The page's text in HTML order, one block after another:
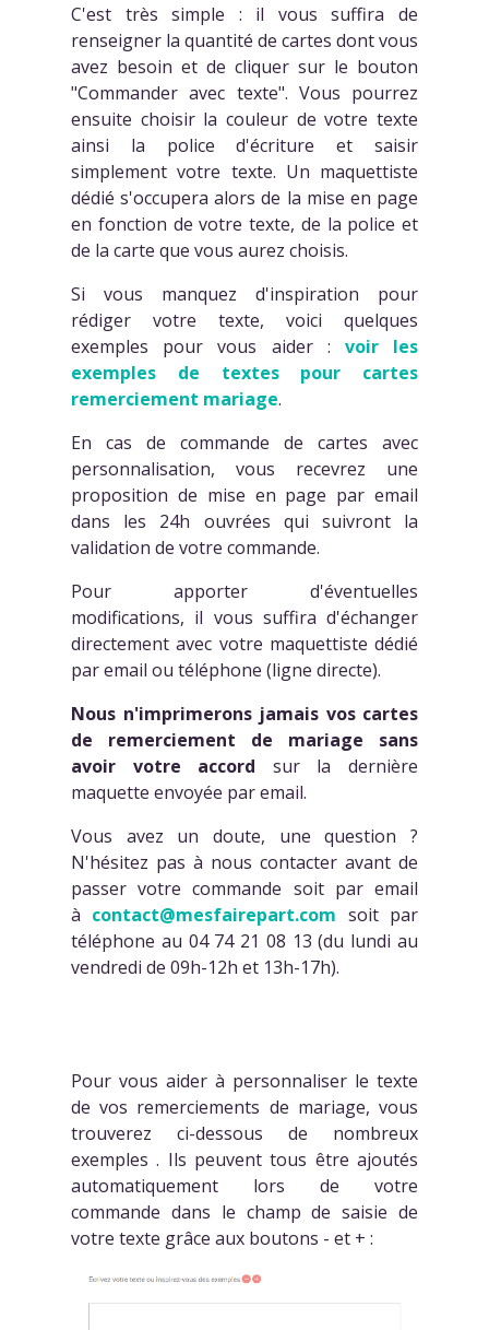
C'est très simple : il vous suffira de
renseigner la quantité de cartes dont vous
avez besoin et de cliquer sur le bouton
"Commander avec texte". Vous pourrez
ensuite choisir la couleur de votre texte
ainsi la police d'écriture et saisir
simplement votre texte. Un maquettiste
dédié s'occupera alors de la mise en page
en fonction de votre texte, de la police et
de la carte que vous aurez choisis.
Si vous manquez d'inspiration pour
rédiger votre texte, voici quelques
exemples pour vous aider : voir les
exemples de textes pour cartes
remerciement mariage.
En cas de commande de cartes avec
personnalisation, vous recevrez une
proposition de mise en page par email
dans les 24h ouvrées qui suivront la
validation de votre commande.
Pour apporter d'éventuelles
modifications, il vous suffira d'échanger
directement avec votre maquettiste dédié
par email ou téléphone (ligne directe).
Nous n'imprimerons jamais vos cartes
de remerciement de mariage sans
avoir votre accord sur la dernière
maquette envoyée par email.
Vous avez un doute, une question ?
N'hésitez pas à nous contacter avant de
passer votre commande soit par email
à contact@mesfairepart.com soit par
téléphone au 04 74 21 08 13 (du lundi au
vendredi de 09h-12h et 13h-17h).
Pour vous aider à personnaliser le texte
de vos remerciements de mariage, vous
trouverez ci-dessous de nombreux
exemples . Ils peuvent tous être ajoutés
automatiquement lors de votre
commande dans le champ de saisie de
votre texte grâce aux boutons - et + :